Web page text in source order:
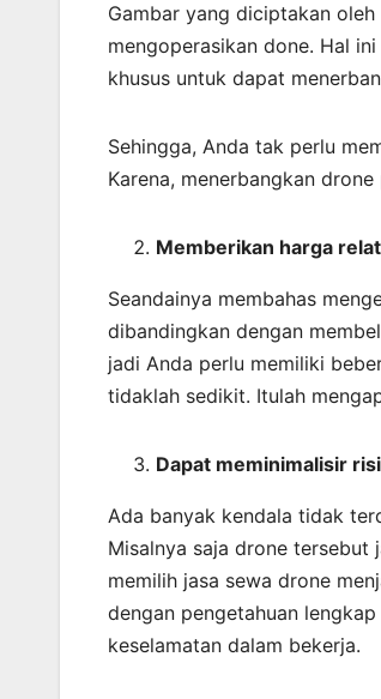
Gambar yang diciptakan
mengoperasikan done. Hal
khusus untuk dapat
Sehingga, Anda tak perlu
Karena, menerbangkan
Memberikan harga
Seandainya membahas
dibandingkan dengan
jadi Anda perlu memiliki
tidaklah sedikit. Itulah
Dapat meminimalisir
Ada banyak kendala tidak
Misalnya saja drone tersebut
memilih jasa sewa drone
dengan pengetahuan
keselamatan dalam bekerja.